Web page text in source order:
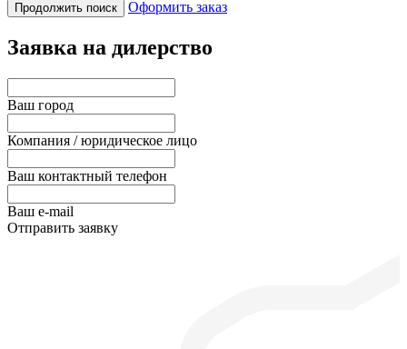
Продолжить поиск Оформить заказ
Заявка на дилерство
Ваш город
Компания / юридическое лицо
Ваш контактный телефон
Ваш e-mail
Отправить заявку